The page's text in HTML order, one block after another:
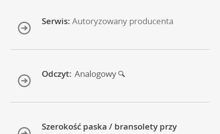
Serwis: Autoryzowany producenta
Odczyt: Analogowy
Szerokość paska / bransolety przy